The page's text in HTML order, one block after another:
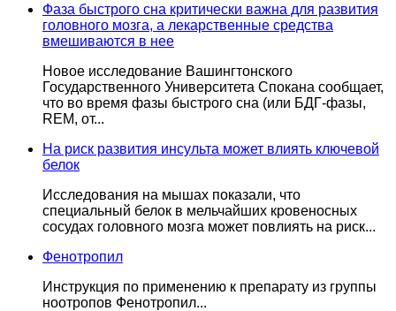
Фаза быстрого сна критически важна для развития
головного мозга, а лекарственные средства
вмешиваются в нее
Новое исследование Вашингтонского
Государственного Университета Спокана сообщает,
что во время фазы быстрого сна (или БДГ-фазы,
REM, от...
На риск развития инсульта может влиять ключевой
белок
Исследования на мышах показали, что
специальный белок в мельчайших кровеносных
сосудах головного мозга может повлиять на риск...
Фенотропил
Инструкция по применению к препарату из группы
ноотропов Фенотропил...